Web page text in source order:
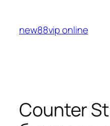
содержимому
new88vip online
Counter